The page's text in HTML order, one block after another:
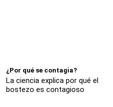
¿Por qué se contagia?
La ciencia explica por qué el
bostezo es contagioso